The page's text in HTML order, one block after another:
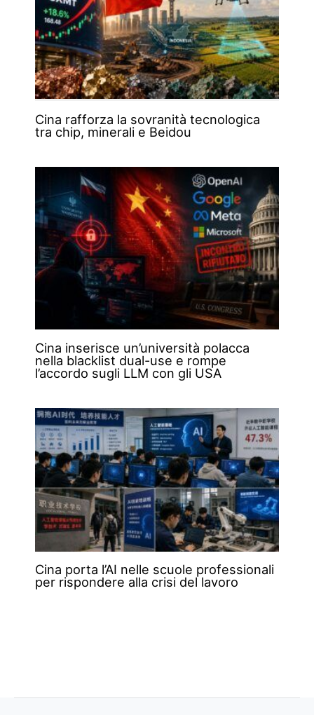
Cina rafforza la sovranità tecnologica
tra chip, minerali e Beidou
Cina inserisce un’università polacca
nella blacklist dual-use e rompe
l’accordo sugli LLM con gli USA
Cina porta l’AI nelle scuole professionali
per rispondere alla crisi del lavoro